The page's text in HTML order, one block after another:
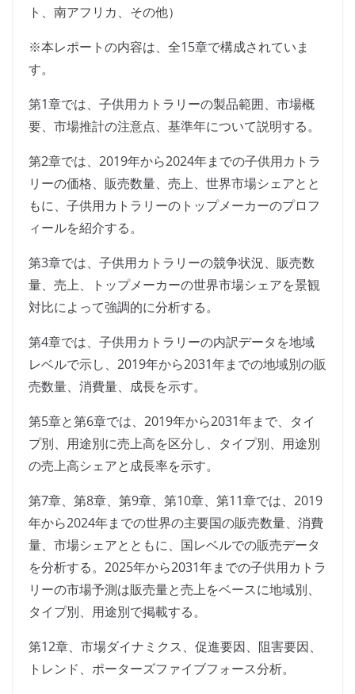
ト、南アフリカ、その他）
※本レポートの内容は、全15章で構成されていま
す。
第1章では、子供用カトラリーの製品範囲、市場概
要、市場推計の注意点、基準年について説明する。
第2章では、2019年から2024年までの子供用カトラ
リーの価格、販売数量、売上、世界市場シェアとと
もに、子供用カトラリーのトップメーカーのプロフ
ィールを紹介する。
第3章では、子供用カトラリーの競争状況、販売数
量、売上、トップメーカーの世界市場シェアを景観
対比によって強調的に分析する。
第4章では、子供用カトラリーの内訳データを地域
レベルで示し、2019年から2031年までの地域別の販
売数量、消費量、成長を示す。
第5章と第6章では、2019年から2031年まで、タイ
プ別、用途別に売上高を区分し、タイプ別、用途別
の売上高シェアと成長率を示す。
第7章、第8章、第9章、第10章、第11章では、2019
年から2024年までの世界の主要国の販売数量、消費
量、市場シェアとともに、国レベルでの販売データ
を分析する。2025年から2031年までの子供用カトラ
リーの市場予測は販売量と売上をベースに地域別、
タイプ別、用途別で掲載する。
第12章、市場ダイナミクス、促進要因、阻害要因、
トレンド、ポーターズファイブフォース分析。